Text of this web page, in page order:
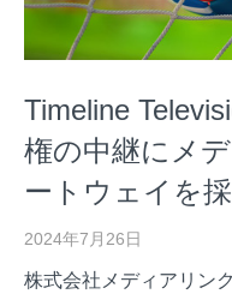
Timeline
権の中継にメ
ートウェイを
2024年7月26日
株式会社メディアリン